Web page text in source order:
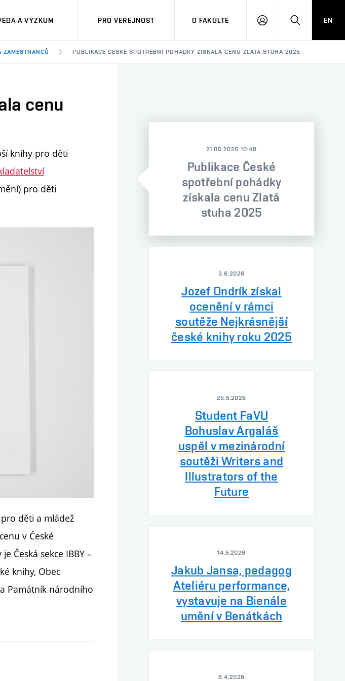
A VÝZKUM PRO VEŘEJNOST O FAKULTĚ
PŘIHLÁSITHLEDAT
EN
ZAMĚSTNANCŮ PUBLIKACE ČESKÉ SPOTŘEBNÍ POHÁDKY ZÍSKALA CENU ZLATÁ STUHA 2025
cenu
knihy pro děti
pro děti
děti a mládež
v České
Česká sekce IBBY –
knihy, Obec
Památník národního
21.05.2025 10:48
Publikace České
spotřební pohádky
získala cenu Zlatá
stuha 2025
3.6.2026
Jozef Ondrík získal
ocenění v rámci
soutěže Nejkrásnější
české knihy roku 2025
25.5.2026
Student FaVU
Bohuslav Argaláš
uspěl v mezinárodní
soutěži Writers and
Illustrators of the
Future
14.5.2026
Jakub Jansa, pedagog
Ateliéru performance,
vystavuje na Bienále
umění v Benátkách
8.4.2026